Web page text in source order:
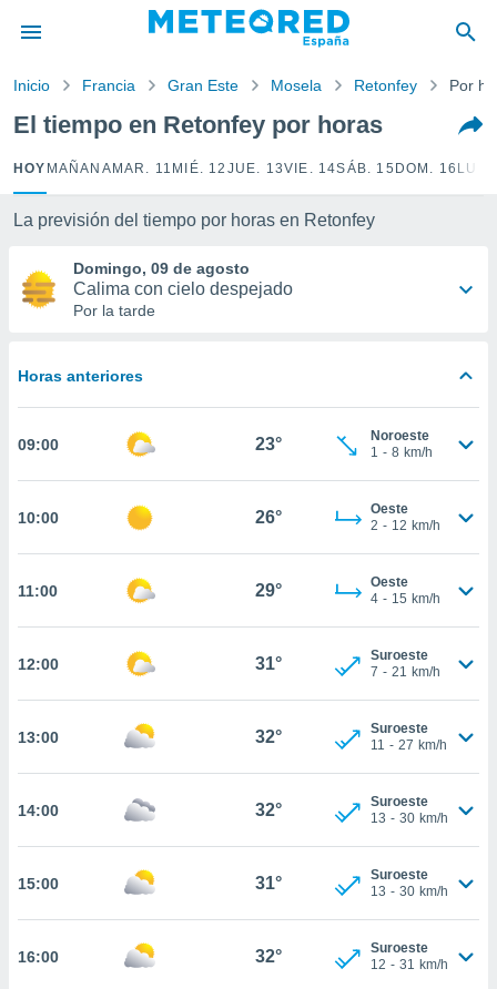
por
para
que se
calidad.
a este
y
digital
permite
seguir
coste.
a la
todas
nuestros
nos
análisis
perfil
y
en
CONFIGURACIÓN
Inicio Francia Gran Este Mosela Retonfey Por
El tiempo en Retonfey por horas
HOY MAÑANA MAR. 11 MIÉ. 12 JUE. 13VIE. 14SÁB. 15 DOM. 16
La previsión del tiempo por horas en Retonfey
Domingo, 09 de agosto
Calima con cielo despejado
Por la tarde
Horas anteriores
09:00 23°
Noroeste
1 - 8 km/h
10:00 26°
Oeste
2 - 12 km/h
11:00 29°
Oeste
4 - 15 km/h
12:00 31°
Suroeste
7 - 21 km/h
13:00 32°
Suroeste
11 - 27 km/h
14:00 32°
Suroeste
13 - 30 km/h
15:00 31°
Suroeste
13 - 30 km/h
16:00 32°
Suroeste
12 - 31 km/h